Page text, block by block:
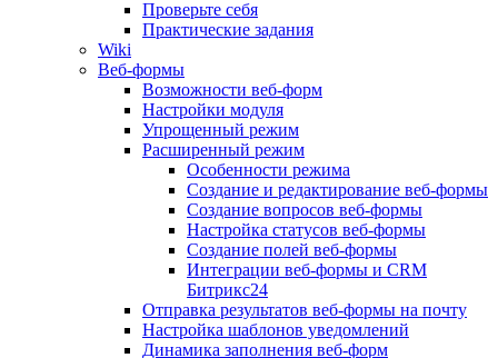
Проверьте себя
Практические задания
Wiki
Веб-формы
Возможности веб-форм
Настройки модуля
Упрощенный режим
Расширенный режим
Особенности режима
Создание и редактирование веб-формы
Создание вопросов веб-формы
Настройка статусов веб-формы
Создание полей веб-формы
Интеграции веб-формы и CRM
Битрикс24
Отправка результатов веб-формы на почту
Настройка шаблонов уведомлений
Динамика заполнения веб-форм